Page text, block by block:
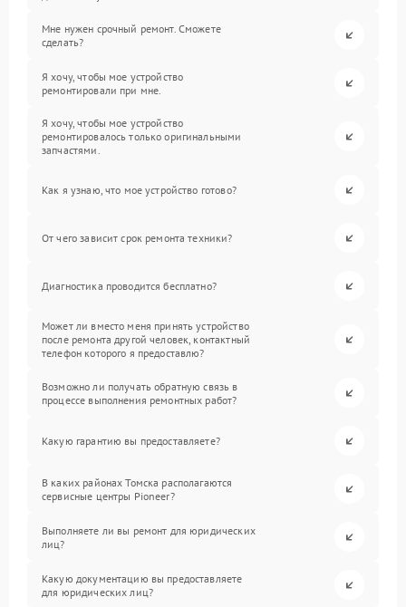
Мне нужен срочный ремонт. Сможете
сделать?
Я хочу, чтобы мое устройство
ремонтировали при мне.
Я хочу, чтобы мое устройство
ремонтировалось только оригинальными
запчастями.
Как я узнаю, что мое устройство готово?
От чего зависит срок ремонта техники?
Диагностика проводится бесплатно?
Может ли вместо меня принять устройство
после ремонта другой человек, контактный
телефон которого я предоставлю?
Возможно ли получать обратную связь в
процессе выполнения ремонтных работ?
Какую гарантию вы предоставляете?
В каких районах Томска располагаются
сервисные центры Pioneer?
Выполняете ли вы ремонт для юридических
лиц?
Какую документацию вы предоставляете
для юридических лиц?